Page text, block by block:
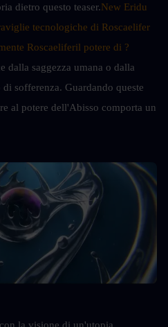
dietro questo teaser.New Eridu
tecnologiche di Roscaelifer
Roscaeliferil potere di ?
dalla saggezza umana o dalla
sofferenza. Guardando queste
al potere dell'Abisso comporta un